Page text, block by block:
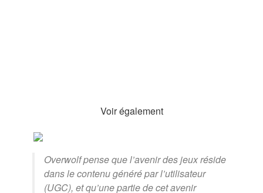
Voir également
Overwolf pense que l’avenir des jeux réside
dans le contenu généré par l’utilisateur
(UGC), et qu’une partie de cet avenir